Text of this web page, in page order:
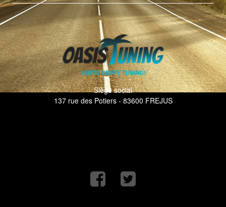
Siège social
137 rue des Potiers - 83600 FREJUS